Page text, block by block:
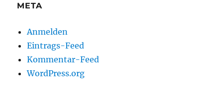
META
Anmelden
Eintrags-Feed
Kommentar-Feed
WordPress.org